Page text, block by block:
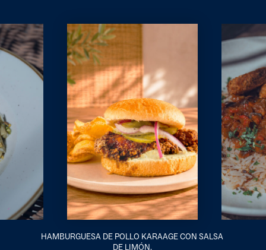
HAMBURGUESA DE POLLO KARAAGE CON SALSA
DE LIMÓN,